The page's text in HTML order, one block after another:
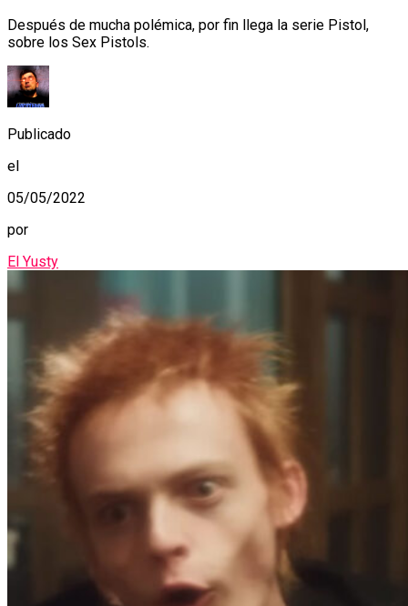
Después de mucha polémica, por fin llega la serie Pistol,
sobre los Sex Pistols.
Publicado
el
05/05/2022
por
El Yusty